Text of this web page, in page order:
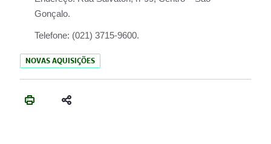
Gonçalo.
Telefone: (021) 3715-9600.
NOVAS AQUISIÇÕES